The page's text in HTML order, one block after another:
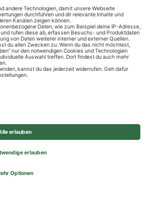
Einstellungen
- All rights reserved